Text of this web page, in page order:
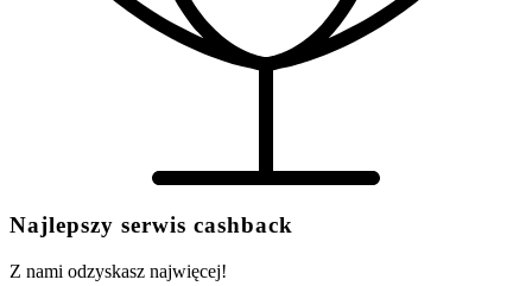
Najlepszy serwis cashback
Z nami odzyskasz najwięcej!